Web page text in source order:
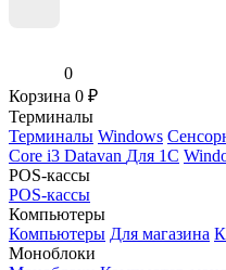
0
Корзина 0 ₽
Терминалы
Терминалы Windows
Core i3 Datavan Для 1С
POS-кассы
POS-кассы
Компьютеры
Компьютеры Для магазина
Моноблоки